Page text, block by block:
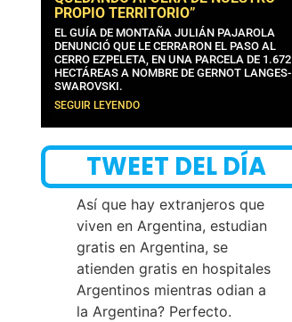
PROPIO TERRITORIO”
EL GUÍA DE MONTAÑA JULIÁN PAJAROLA
DENUNCIÓ QUE LE CERRARON EL PASO AL
CERRO EZPELETA, EN UNA PARCELA DE 1.672
HECTÁREAS A NOMBRE DE GERNOT LANGES-
SWAROVSKI.
SEGUIR LEYENDO
TWEET DEL DÍA
Así que hay extranjeros que
viven en Argentina, estudian
gratis en Argentina, se
atienden gratis en hospitales
Argentinos mientras odian a
la Argentina? Perfecto.